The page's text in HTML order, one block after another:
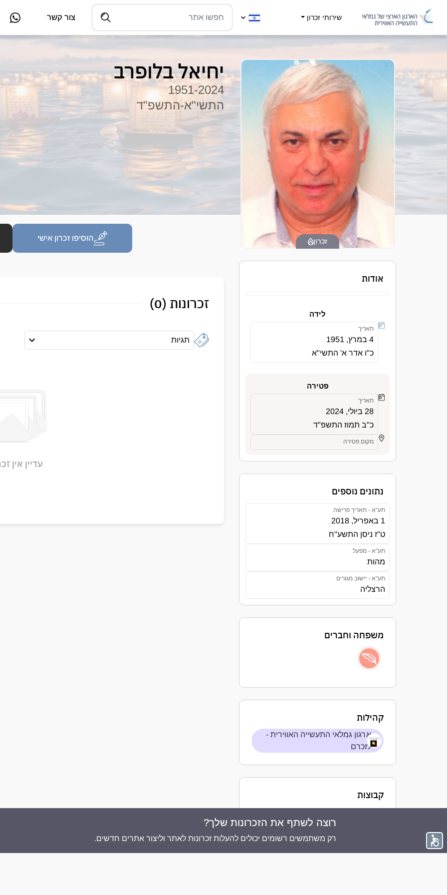
שירותי זכרון צור קשר
זכרון
אודות
לידה
תאריך
4 במרץ, 1951
כ"ו אדר א' התשי"א
פטירה
תאריך
28 ביולי, 2024
כ"ב תמוז התשפ"ד
מקום פטירה
נתונים נוספים
תע"א - תאריך פרישה
1 באפריל, 2018
ט"ז ניסן התשע"ח
תע"א - מפעל
מהות
תע"א - יישוב מגורים
הרצליה
משפחה וחברים
קהילות
ארגון גמלאי התעשייה האווירית -
לזכרם
קבוצות
יחיאל בלופרב
1951-2024
התשי"א-התשפ"ד
הוסיפו זכרון אישי
זכרונות (0)
תגיות
עדיין אין
רוצה לשתף את הזכרונות שלך?
רק משתמשים רשומים יכולים להעלות זכרונות לאתר וליצור אתרים חדשים. © 2026 ממוריז פלוס - כל הזכויות שמורות